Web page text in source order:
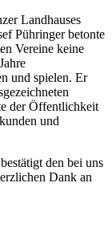
Landhauses
Pühringer betonte
Vereine keine
und spielen. Er
der Öffentlichkeit
und
den bei uns
Dank an